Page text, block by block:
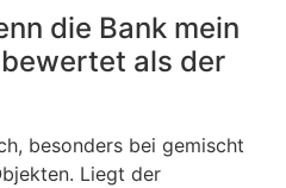
die Bank mein
als der
besonders bei gemischt
Liegt der